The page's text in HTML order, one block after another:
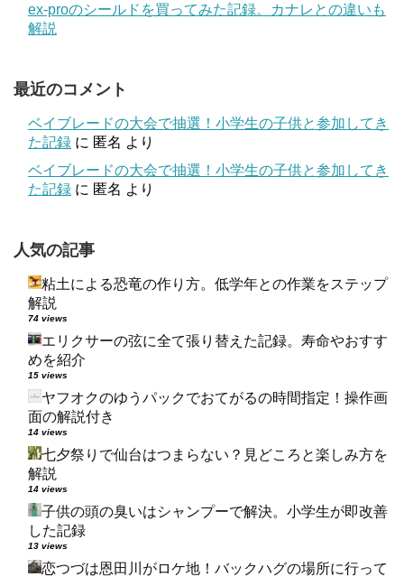
ex-proのシールドを買ってみた記録。カナレとの違いも
解説
最近のコメント
ベイブレードの大会で抽選！小学生の子供と参加してき
た記録 に 匿名 より
ベイブレードの大会で抽選！小学生の子供と参加してき
た記録 に 匿名 より
人気の記事
粘土による恐竜の作り方。低学年との作業をステップ
解説
74 views
エリクサーの弦に全て張り替えた記録。寿命やおすす
めを紹介
15 views
ヤフオクのゆうパックでおてがるの時間指定！操作画
面の解説付き
14 views
七夕祭りで仙台はつまらない？見どころと楽しみ方を
解説
14 views
子供の頭の臭いはシャンプーで解決。小学生が即改善
した記録
13 views
恋つづは恩田川がロケ地！バックハグの場所に行って